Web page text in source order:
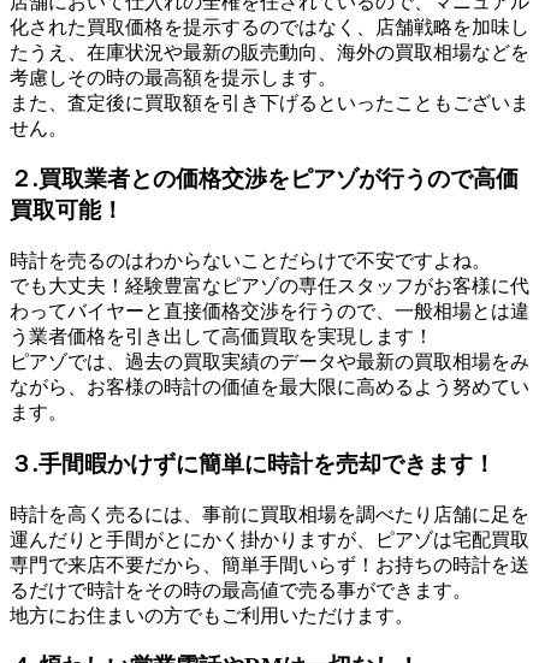
化された買取価格を提示するのではなく、店舗戦略を加味し
たうえ、在庫状況や最新の販売動向、海外の買取相場などを
考慮しその時の最高額を提示します。
また、査定後に買取額を引き下げるといったこともございま
せん。
２.買取業者との価格交渉をピアゾが行うので高価
買取可能！
時計を売るのはわからないことだらけで不安ですよね。
でも大丈夫！経験豊富なピアゾの専任スタッフがお客様に代
わってバイヤーと直接価格交渉を行うので、一般相場とは違
う業者価格を引き出して高価買取を実現します！
ピアゾでは、過去の買取実績のデータや最新の買取相場をみ
ながら、お客様の時計の価値を最大限に高めるよう努めてい
ます。
３.手間暇かけずに簡単に時計を売却できます！
時計を高く売るには、事前に買取相場を調べたり店舗に足を
運んだりと手間がとにかく掛かりますが、ピアゾは宅配買取
専門で来店不要だから、簡単手間いらず！お持ちの時計を送
るだけで時計をその時の最高値で売る事ができます。
地方にお住まいの方でもご利用いただけます。